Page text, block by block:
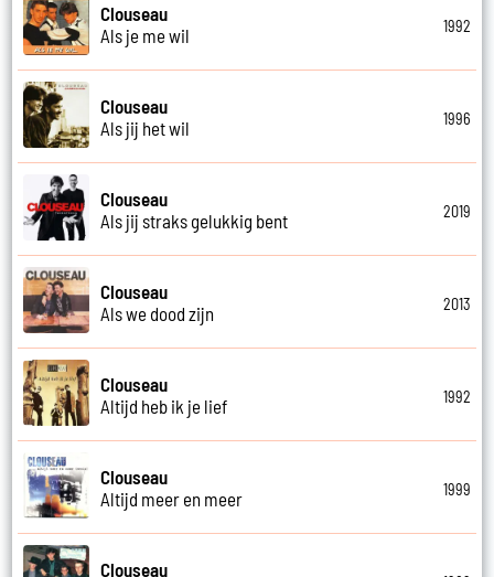
Clouseau
Als je me wil
1992
Clouseau
Als jij het wil
1996
Clouseau
Als jij straks gelukkig bent
2019
Clouseau
Als we dood zijn
2013
Clouseau
Altijd heb ik je lief
1992
Clouseau
Altijd meer en meer
1999
Clouseau